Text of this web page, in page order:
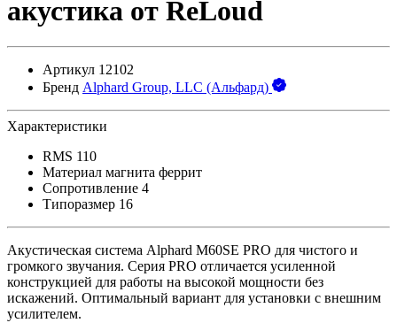
акустика от ReLoud
Артикул 12102
Бренд Alphard Group, LLC (Альфард)
Характеристики
RMS 110
Материал магнита феррит
Сопротивление 4
Типоразмер 16
Акустическая система Alphard M60SE PRO для чистого и
громкого звучания. Серия PRO отличается усиленной
конструкцией для работы на высокой мощности без
искажений. Оптимальный вариант для установки с внешним
усилителем.